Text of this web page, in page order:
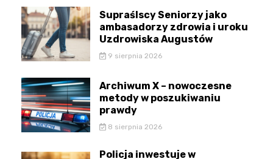
Supraślscy Seniorzy jako
ambasadorzy zdrowia i uroku
Uzdrowiska Augustów
9 sierpnia 2026
Archiwum X – nowoczesne
metody w poszukiwaniu
prawdy
8 sierpnia 2026
Policja inwestuje w